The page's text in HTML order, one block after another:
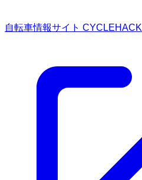
自転車情報サイト CYCLEHACK